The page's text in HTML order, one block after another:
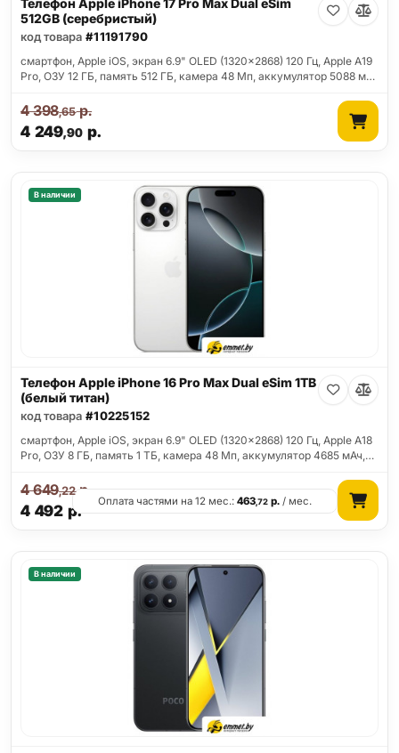
Телефон Apple iPhone 17 Pro Max Dual eSim
512GB (серебристый)
код товара #11191790
смартфон, Apple iOS, экран 6.9" OLED (1320x2868) 120 Гц, Apple A19
Pro, ОЗУ 12 ГБ, память 512 ГБ, камера 48 Мп, аккумулятор 5088 м…
4 249,90 р.
4 398,65р.
В наличии
Телефон Apple iPhone 16 Pro Max Dual eSim 1TB
(белый титан)
код товара #10225152
смартфон, Apple iOS, экран 6.9" OLED (1320x2868) 120 Гц, Apple A18
Pro, ОЗУ 8 ГБ, память 1 ТБ, камера 48 Мп, аккумулятор 4685 мАч,…
4 492 р.
4 649,22р.
Оплата частями на 12 мес.:463,72 р. / мес.
В наличии